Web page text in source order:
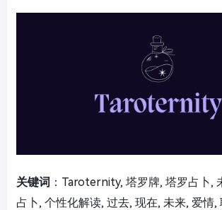
关键词 ：Taroternity, 塔罗牌, 塔罗占卜,
占卜, 个性化解读, 过去, 现在, 未来, 爱情,